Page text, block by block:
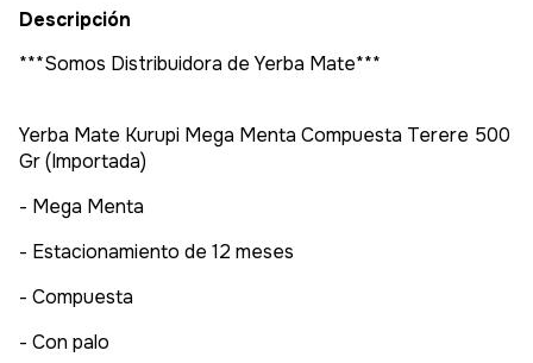
Descripción
***Somos Distribuidora de Yerba Mate***
Yerba Mate Kurupi Mega Menta Compuesta Terere 500
Gr (Importada)
- Mega Menta
- Estacionamiento de 12 meses
- Compuesta
- Con palo